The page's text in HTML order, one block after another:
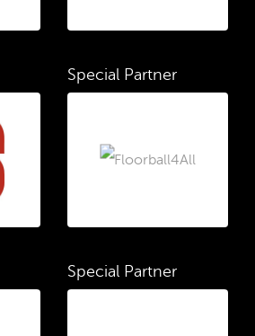
Special Partner
Special Partner